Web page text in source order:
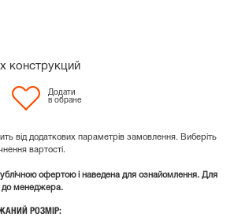
конструкций
Додати
в обране
від додаткових параметрів замовлення. Виберіть
вартості.
офертою і наведена для ознайомлення. Для
до менеджера.
РОЗМІР: